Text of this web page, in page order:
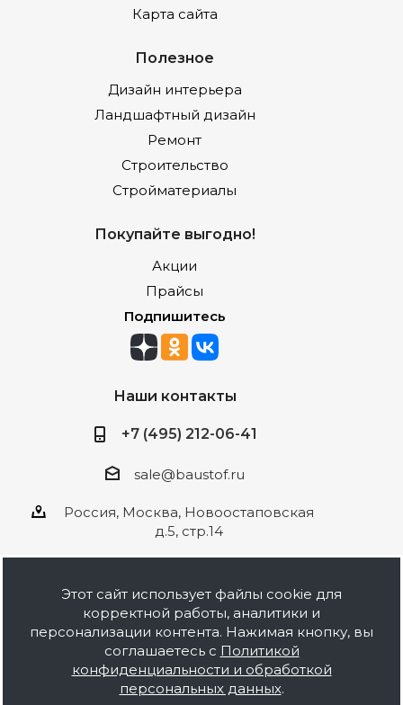
Карта сайта
Полезное
Дизайн интерьера
Ландшафтный дизайн
Ремонт
Строительство
Стройматериалы
Покупайте выгодно!
Акции
Прайсы
Подпишитесь
Наши контакты
+7 (495) 212-06-41
sale@baustof.ru
Россия, Москва, Новоостаповская
д.5, стр.14
2026 © ООО Баустов. Собственное
производство лакокрасочной продукции,
оптовая и розничная продажа строительных
материалов, комплектация объектов под ключ.
Информация на сайте носит ознакомительный
Этот сайт использует файлы cookie для
корректной работы, аналитики и
персонализации контента. Нажимая кнопку, вы
соглашаетесь с Политикой
конфиденциальности и обработкой
персональных данных.